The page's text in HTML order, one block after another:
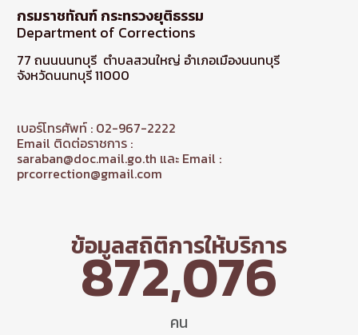
กรมราชทัณฑ์ กระทรวงยุติธรรม
Department of Corrections
77 ถนนนนทบุรี ตำบลสวนใหญ่ อำเภอเมืองนนทบุรี
จังหวัดนนทบุรี 11000
เบอร์โทรศัพท์ : 02-967-2222
Email ติดต่อราชการ :
saraban@doc.mail.go.th และ Email :
prcorrection@gmail.com
ข้อมูลสถิติการให้บริการ
คน
872,076